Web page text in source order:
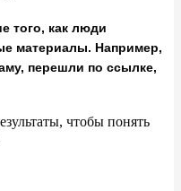
того, как люди
материалы. Например,
перешли по ссылке,
чтобы понять